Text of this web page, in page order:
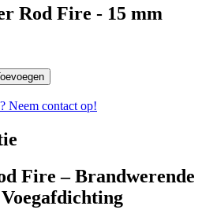
Rod Fire - 15 mm
Neem contact op!
Fire – Brandwerende